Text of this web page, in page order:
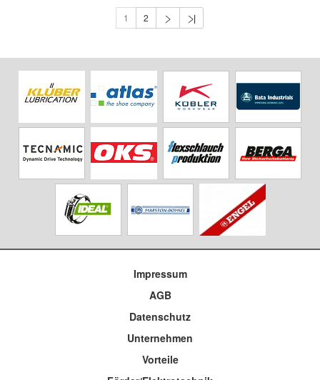
1 2
Impressum
AGB
Datenschutz
Unternehmen
Vorteile